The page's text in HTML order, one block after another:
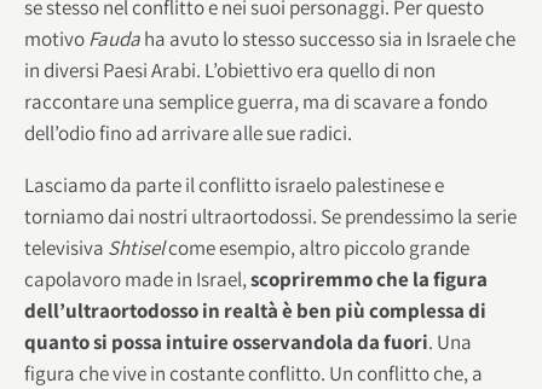
se stesso nel conflitto e nei suoi personaggi. Per questo
motivoFaudaha avuto lo stesso successo sia in Israele che
in diversi Paesi Arabi. L’obiettivo era quello di non
raccontare una semplice guerra, ma di scavare a fondo
dell’odio fino ad arrivare alle sue radici.
Lasciamo da parte il conflitto israelo palestinese e
torniamo dai nostri ultraortodossi. Se prendessimo la serie
televisiva Shtiselcome esempio, altro piccolo grande
capolavoro made in Israel,scopriremmo che la figura
dell’ultraortodosso in realtà è ben più complessa di
quanto si possa intuire osservandola da fuori. Una
figura che vive in costante conflitto. Un conflitto che, a